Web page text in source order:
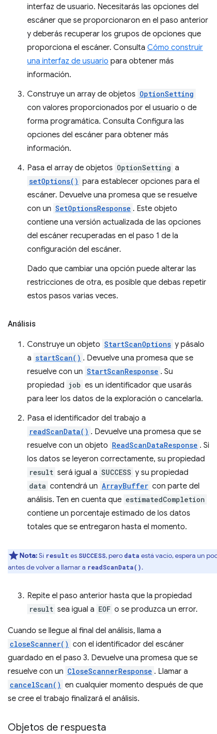
interfaz de usuario. Necesitarás las opciones del
escáner que se proporcionaron en el paso anterior
y deberás recuperar los grupos de opciones que
proporciona el escáner. Consulta Cómo construir
una interfaz de usuario para obtener más
información.
Construye un array de objetos OptionSetting
con valores proporcionados por el usuario o de
forma programática. Consulta Configura las
opciones del escáner para obtener más
información.
Pasa el array de objetos OptionSetting a
setOptions() para establecer opciones para el
escáner. Devuelve una promesa que se resuelve
con un SetOptionsResponse . Este objeto
contiene una versión actualizada de las opciones
del escáner recuperadas en el paso 1 de la
configuración del escáner.
Dado que cambiar una opción puede alterar las
restricciones de otra, es posible que debas repetir
estos pasos varias veces.
Análisis
Construye un objeto StartScanOptions y pásalo
a startScan() . Devuelve una promesa que se
resuelve con un StartScanResponse . Su
propiedad job es un identificador que usarás
para leer los datos de la exploración o cancelarla.
Pasa el identificador del trabajo a
readScanData() . Devuelve una promesa que se
resuelve con un objeto ReadScanDataResponse . Si
los datos se leyeron correctamente, su propiedad
result será igual a SUCCESS y su propiedad
data contendrá un ArrayBuffer con parte del
análisis. Ten en cuenta que estimatedCompletion
contiene un porcentaje estimado de los datos
totales que se entregaron hasta el momento.
Nota:Si result es SUCCESS, pero data está vacío, espera un
antes de volver a llamar a readScanData().
Repite el paso anterior hasta que la propiedad
result sea igual a EOF o se produzca un error.
Cuando se llegue al final del análisis, llama a
closeScanner() con el identificador del escáner
guardado en el paso 3. Devuelve una promesa que se
resuelve con un CloseScannerResponse . Llamar a
cancelScan() en cualquier momento después de que
se cree el trabajo finalizará el análisis.
Objetos de respuesta